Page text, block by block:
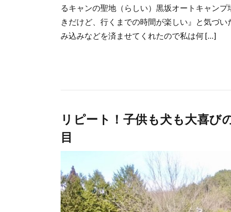
るキャンの聖地（らしい）黒坂オートキャン
きだけど、行くまでの時間が楽しい』と気づ
み込みなどを済ませてくれたので私は何 […]
リピート！子供も犬も大喜び
目